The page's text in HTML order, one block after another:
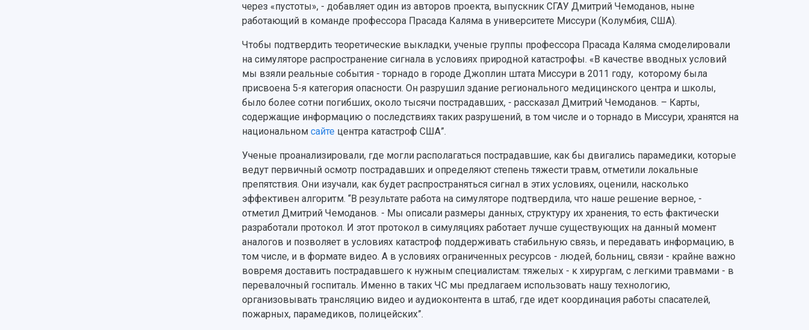
через «пустоты», - добавляет один из авторов проекта, выпускник СГАУ Дмитрий Чемоданов, ныне
работающий в команде профессора Прасада Каляма в университете Миссури (Колумбия, США).
Чтобы подтвердить теоретические выкладки, ученые группы профессора Прасада Каляма смоделировали
на симуляторе распространение сигнала в условиях природной катастрофы. «В качестве вводных условий
мы взяли реальные события - торнадо в городе Джоплин штата Миссури в 2011 году, которому была
присвоена 5-я категория опасности. Он разрушил здание регионального медицинского центра и школы,
было более сотни погибших, около тысячи пострадавших, - рассказал Дмитрий Чемоданов. – Карты,
содержащие информацию о последствиях таких разрушений, в том числе и о торнадо в Миссури, хранятся на
национальном сайте центра катастроф США”.
Ученые проанализировали, где могли располагаться пострадавшие, как бы двигались парамедики, которые
ведут первичный осмотр пострадавших и определяют степень тяжести травм, отметили локальные
препятствия. Они изучали, как будет распространяться сигнал в этих условиях, оценили, насколько
эффективен алгоритм. “В результате работа на симуляторе подтвердила, что наше решение верное, -
отметил Дмитрий Чемоданов. - Мы описали размеры данных, структуру их хранения, то есть фактически
разработали протокол. И этот протокол в симуляциях работает лучше существующих на данный момент
аналогов и позволяет в условиях катастроф поддерживать стабильную связь, и передавать информацию, в
том числе, и в формате видео. А в условиях ограниченных ресурсов - людей, больниц, связи - крайне важно
вовремя доставить пострадавшего к нужным специалистам: тяжелых - к хирургам, с легкими травмами - в
перевалочный госпиталь. Именно в таких ЧС мы предлагаем использовать нашу технологию,
организовывать трансляцию видео и аудиоконтента в штаб, где идет координация работы спасателей,
пожарных, парамедиков, полицейских”.